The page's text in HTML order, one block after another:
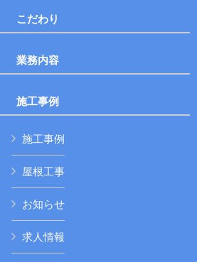
こだわり
業務内容
施工事例
施工事例
屋根工事
お知らせ
求人情報